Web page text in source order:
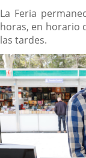
La Feria
horas, en horario
las tardes.